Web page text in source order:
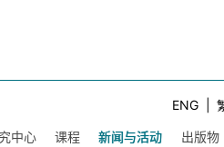
ENG
中心 课程 新闻与活动 出版物